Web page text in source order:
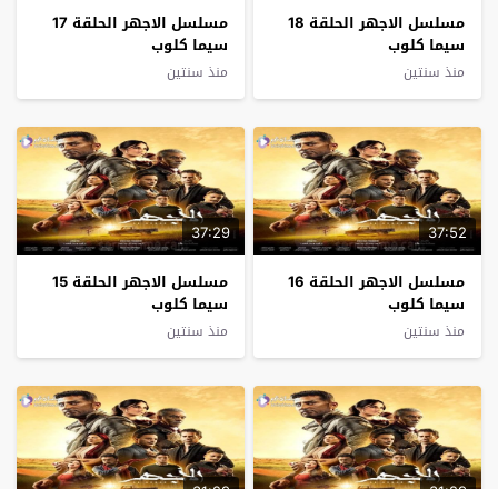
مسلسل الاجهر الحلقة 18
سيما كلوب
منذ سنتين
مسلسل الاجهر الحلقة 17
سيما كلوب
منذ سنتين
37:52
مسلسل الاجهر الحلقة 16
سيما كلوب
منذ سنتين
37:29
مسلسل الاجهر الحلقة 15
سيما كلوب
منذ سنتين